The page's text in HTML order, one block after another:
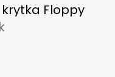
krytka Floppy
z 5 hviezdičiek.